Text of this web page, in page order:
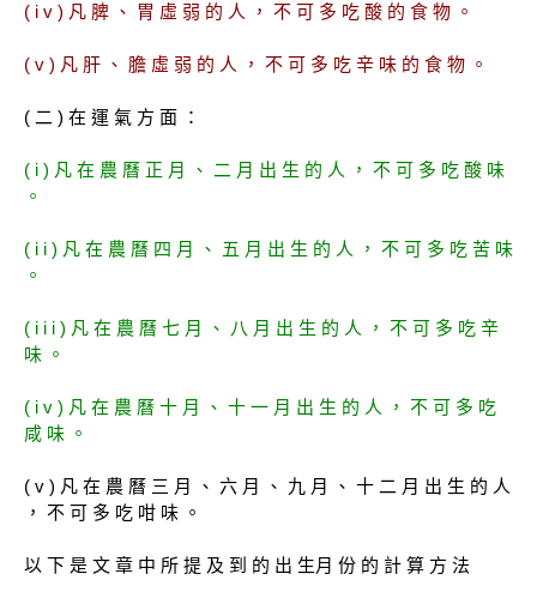
( i v ) 凡 脾 、 胃 虛 弱 的 人 ， 不 可 多 吃 酸 的 食 物 。
( v ) 凡 肝 、 膽 虛 弱 的 人 ， 不 可 多 吃 辛 味 的 食 物 。
( 二 ) 在 運 氣 方 面 ：
( i ) 凡 在 農 曆 正 月 、 二 月 出 生 的 人 ， 不 可 多 吃 酸 味
。
( i i ) 凡 在 農 曆 四 月 、 五 月 出 生 的 人 ， 不 可 多 吃 苦 味
。
( i i i ) 凡 在 農 曆 七 月 、 八 月 出 生 的 人 ， 不 可 多 吃 辛
味 。
( i v ) 凡 在 農 曆 十 月 、 十 一 月 出 生 的 人 ， 不 可 多 吃
咸 味 。
( v ) 凡 在 農 曆 三 月 、 六 月 、 九 月 、 十 二 月 出 生 的 人
， 不 可 多 吃 咁 味 。
以 下 是 文 章 中 所 提 及 到 的 出 生月 份 的 計 算 方 法